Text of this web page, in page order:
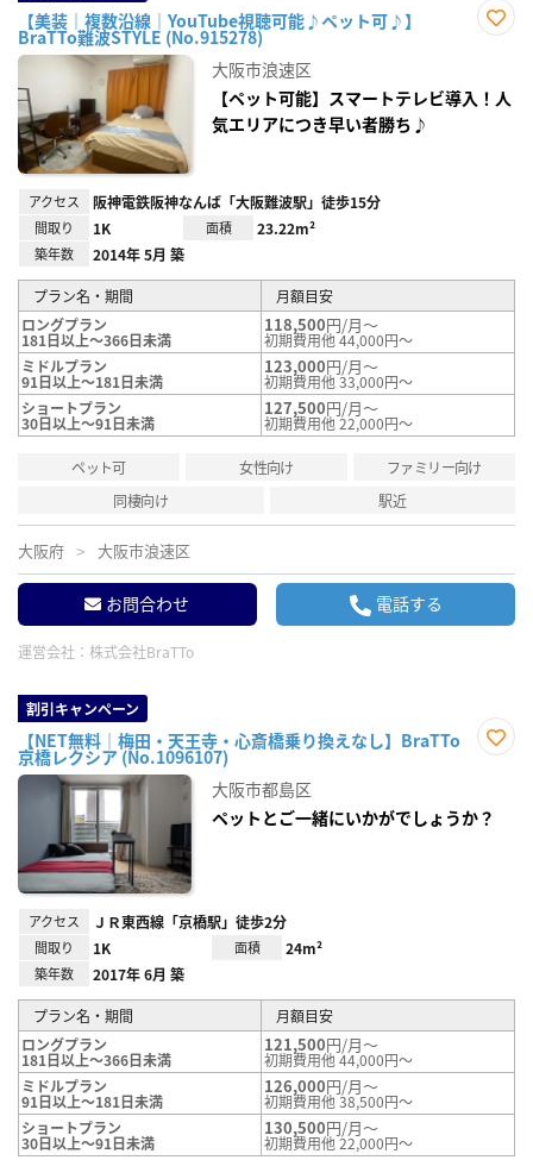
【美装｜複数沿線｜YouTube視聴可能♪ペット可♪】
BraTTo難波STYLE (No.915278)
録
大阪市浪速区
【ペット可能】スマートテレビ導入！人
気エリアにつき早い者勝ち♪
アクセス 阪神電鉄阪神なんば「大阪難波駅」徒歩15分
間取り 1K 面積 23.22m²
築年数 2014年 5月 築
プラン名・期間
月額目安
ロングプラン
181日以上～366日未満
118,500円/月～
初期費用他 44,000円～
ミドルプラン
91日以上～181日未満
123,000円/月～
初期費用他 33,000円～
ショートプラン
30日以上～91日未満
127,500円/月～
初期費用他 22,000円～
ペット可 女性向け
ファミリー向け
同棲向け
駅近
大阪府 大阪市浪速区
お問合わせ 電話する
運営会社： 株式会社BraTTo
割引キャンペーン
【NET無料｜梅田・天王寺・心斎橋乗り換えなし】BraTTo
京橋レクシア (No.1096107)
録
大阪市都島区
ペットとご一緒にいかがでしょうか？
アクセス ＪＲ東西線「京橋駅」徒歩2分
間取り 1K 面積 24m²
築年数 2017年 6月 築
プラン名・期間
月額目安
ロングプラン
181日以上～366日未満
121,500円/月～
初期費用他 44,000円～
ミドルプラン
91日以上～181日未満
126,000円/月～
初期費用他 38,500円～
ショートプラン
30日以上～91日未満
130,500円/月～
初期費用他 22,000円～